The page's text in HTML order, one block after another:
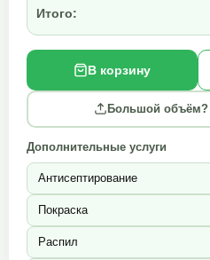
Итого:
В корзину
Большой объём?
Дополнительные услуги
Антисептирование
Покраска
Распил